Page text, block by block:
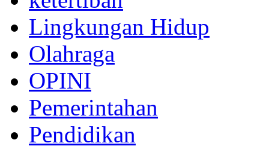
Lingkungan Hidup
Olahraga
OPINI
Pemerintahan
Pendidikan